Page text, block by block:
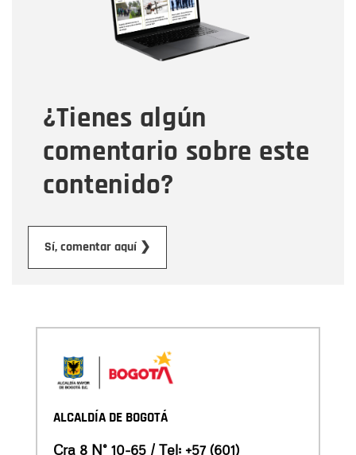
¿Tienes algún
comentario sobre este
contenido?
Sí, comentar aquí ❯
Tipo de comentario
Mensaje
ALCALDÍA DE BOGOTÁ
Cra 8 N° 10-65 / Tel: +57 (601)